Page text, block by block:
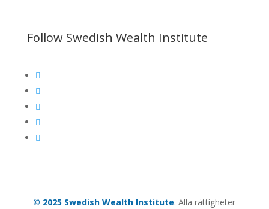
Follow Swedish Wealth Institute





© 2025 Swedish Wealth Institute. Alla rättigheter